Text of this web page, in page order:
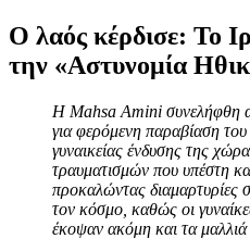
Ο λαός κέρδισε: Το
την «Αστυνομία
Η Mahsa Amini συνελήφθη
για φερόμενη παραβίαση
γυναικείας ένδυσης της
τραυματισμών που υπέστη
προκαλώντας διαμαρτυρίες
τον κόσμο, καθώς οι
έκοψαν ακόμη και τα μαλλιά